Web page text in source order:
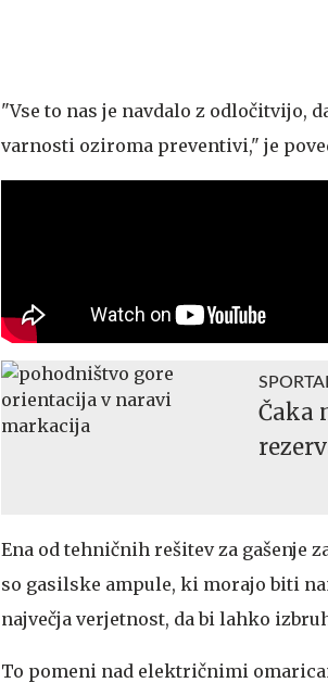
"Vse to nas je navdalo z odločitvijo,
varnosti oziroma preventivi," je
Čaka
Ena od tehničnih rešitev za gašenje
so gasilske ampule, ki morajo biti
največja verjetnost, da bi lahko
To pomeni nad električnimi